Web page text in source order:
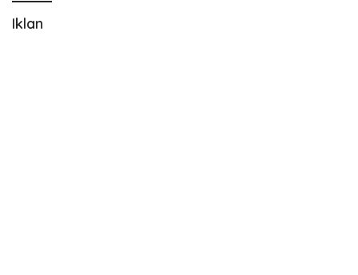
Iklan